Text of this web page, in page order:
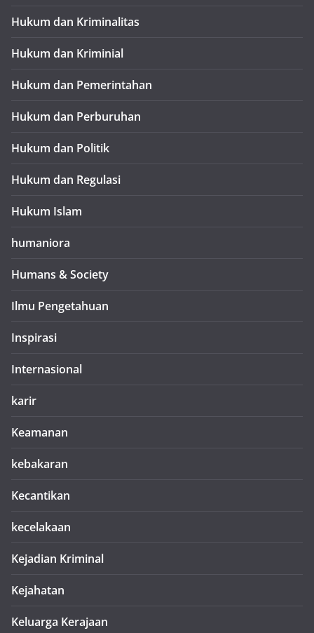
Hukum dan Kriminalitas
Hukum dan Kriminial
Hukum dan Pemerintahan
Hukum dan Perburuhan
Hukum dan Politik
Hukum dan Regulasi
Hukum Islam
humaniora
Humans & Society
Ilmu Pengetahuan
Inspirasi
Internasional
karir
Keamanan
kebakaran
Kecantikan
kecelakaan
Kejadian Kriminal
Kejahatan
Keluarga Kerajaan